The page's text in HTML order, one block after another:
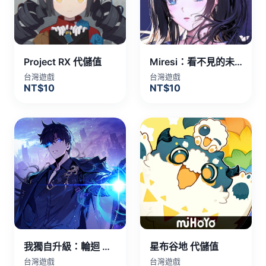
Project RX 代儲值
台灣遊戲
NT$10
Miresi：看不見的未來 代儲值
台灣遊戲
NT$10
我獨自升級：輪迴 代儲值
台灣遊戲
星布谷地 代儲值
台灣遊戲